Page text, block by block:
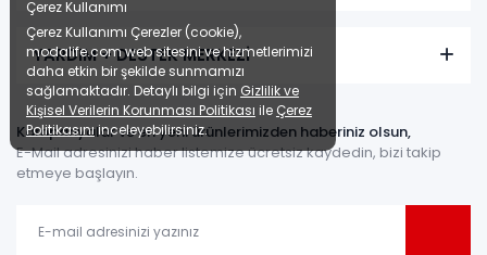
YARDIM + DESTEK MERKEZİ
Kampanyalar ve en yeni ürünlerimizden haberiniz olsun,
E-Mail adresinizi haber listemize ücretsiz kaydedin, bizi takip
etmeye başlayın.
Çerez Kullanımı
Çerez Kullanımı Çerezler (cookie),
modalife.com web sitesini ve hizmetlerimizi
daha etkin bir şekilde sunmamızı
sağlamaktadır. Detaylı bilgi için Gizlilik ve
Kişisel Verilerin Korunması Politikası ile Çerez
Politikasınıinceleyebilirsiniz.